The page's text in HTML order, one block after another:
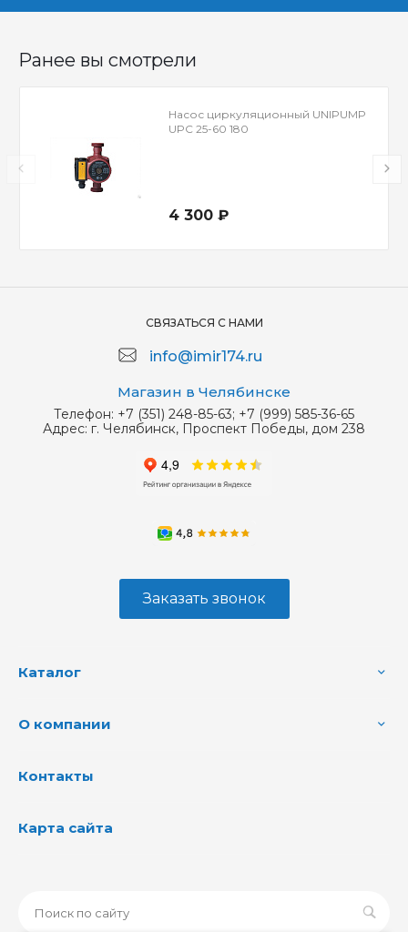
Ранее вы смотрели
Насос циркуляционный UNIPUMP
UPС 25-60 180
4 300 ₽
СВЯЗАТЬСЯ С НАМИ
info@imir174.ru
Магазин в Челябинске
Телефон: +7 (351) 248-85-63; +7 (999) 585-36-65
Адрес: г. Челябинск, Проспект Победы, дом 238
Заказать звонок
Каталог
О компании
Контакты
Карта сайта